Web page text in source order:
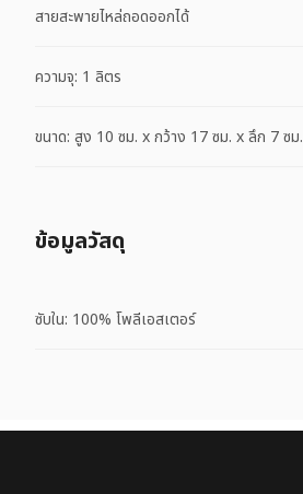
สายสะพายไหล่ถอดออกได้
ความจุ: 1 ลิตร
ขนาด: สูง 10 ซม. x กว้าง 17 ซม. x ลึก 7 ซม.
ข้อมูลวัสดุ
ซับใน: 100% โพลีเอสเตอร์